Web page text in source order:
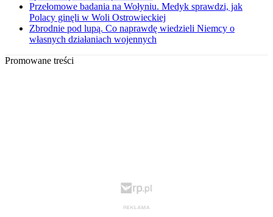
Przełomowe badania na Wołyniu. Medyk sprawdzi, jak
Polacy ginęli w Woli Ostrowieckiej
Zbrodnie pod lupą. Co naprawdę wiedzieli Niemcy o
własnych działaniach wojennych
Promowane treści